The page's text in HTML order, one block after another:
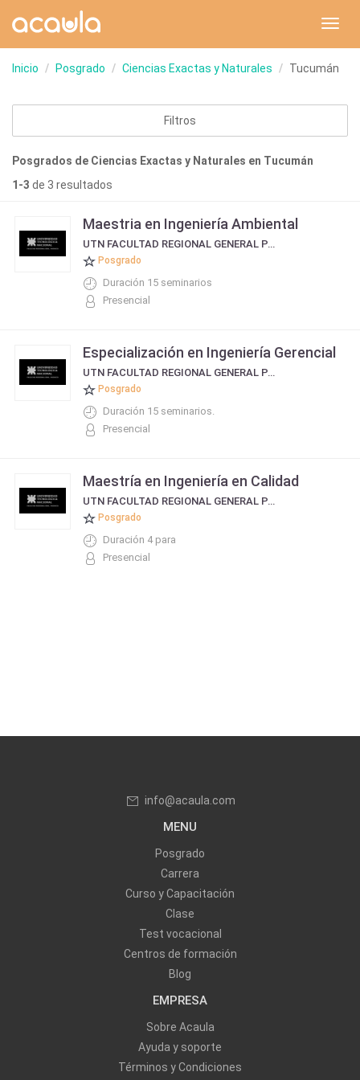
Inicio Posgrado Ciencias Exactas y Naturales Tucumán
Filtros
Posgrados de Ciencias Exactas y Naturales en Tucumán
1-3 de 3 resultados
Maestria en Ingeniería Ambiental
UTN FACULTAD REGIONAL GENERAL PACHECO
Posgrado
Duración 15 seminarios
Presencial
Especialización en Ingeniería Gerencial
UTN FACULTAD REGIONAL GENERAL PACHECO
Posgrado
Duración 15 seminarios.
Presencial
Maestría en Ingeniería en Calidad
UTN FACULTAD REGIONAL GENERAL PACHECO
Posgrado
Duración 4 para
Presencial
info@acaula.com
MENU
Posgrado
Carrera
Curso y Capacitación
Clase
Test vocacional
Centros de formación
Blog
EMPRESA
Sobre Acaula
Ayuda y soporte
Términos y Condiciones